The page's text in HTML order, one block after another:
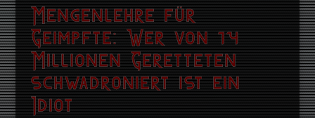
Mengenlehre für
Geimpfte: Wer von 14
Millionen Geretteten
schwadroniert ist ein
Idiot